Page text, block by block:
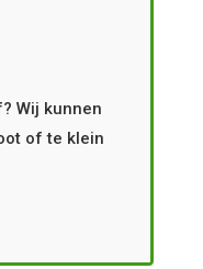
Wij kunnen
of te klein